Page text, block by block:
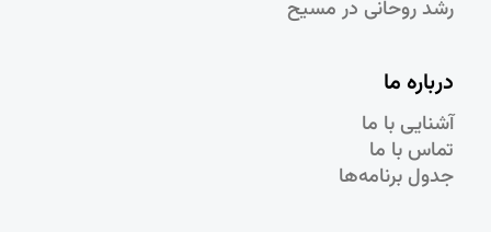
رشد روحانی در مسيح
درباره ما
آشنایی با ما
تماس با ما
جدول برنامه‌ها